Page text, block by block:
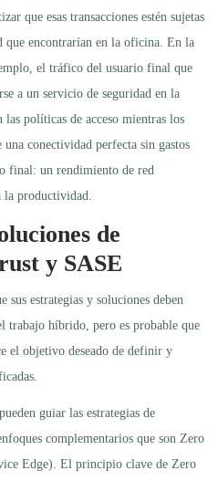
que esas transacciones estén sujetas
que encontrarían en la oficina. En la
el tráfico del usuario final que
a un servicio de seguridad en la
las políticas de acceso mientras los
conectividad perfecta sin gastos
final: un rendimiento de red
la productividad.
de
y SASE
sus estrategias y soluciones deben
trabajo híbrido, pero es probable que
el objetivo deseado de definir y
guiar las estrategias de
complementarios que son Zero
Edge). El principio clave de Zero